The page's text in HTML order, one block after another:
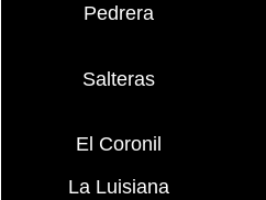
Pedrera
Salteras
El Coronil
La Luisiana